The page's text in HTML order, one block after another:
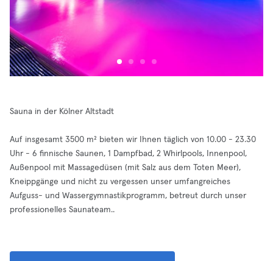
Sauna in der Kölner Altstadt
Auf insgesamt 3500 m² bieten wir Ihnen täglich von 10.00 - 23.30
Uhr - 6 finnische Saunen, 1 Dampfbad, 2 Whirlpools, Innenpool,
Außenpool mit Massagedüsen (mit Salz aus dem Toten Meer),
Kneippgänge und nicht zu vergessen unser umfangreiches
Aufguss- und Wassergymnastikprogramm, betreut durch unser
professionelles Saunateam..